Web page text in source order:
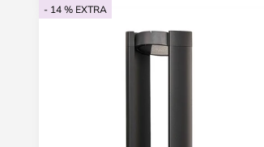
- 14 % EXTRA